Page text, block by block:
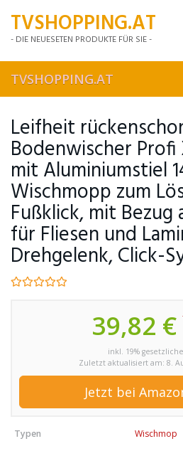
mainTVSHOPPING.AT
- DIE NEUESETEN PRODUKTE FÜR SIE -
TVSHOPPING.AT
Leifheit
Bodenwischer Profi
mit Aluminiumstiel
Wischmopp zum
Fußklick, mit
für Fliesen und
Drehgelenk, Click-
39,82 €
inkl. 19%
Zuletzt aktualisiert am: 8.
Jetzt bei
Typen Wischmop